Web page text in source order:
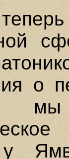
о
мы
у